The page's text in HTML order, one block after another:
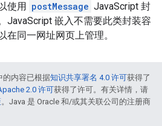
使用 postMessage JavaScript 封
JavaScript 嵌入不需要此类封装容
在同一网址网页上管理。
的内容已根据知识共享署名 4.0 许可获得了
2.0 许可获得了许可。有关详情，请
。Java 是 Oracle 和/或其关联公司的注册商